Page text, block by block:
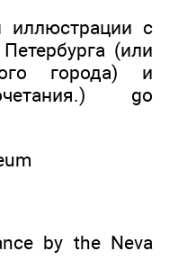
иллюстрации с
(или
города) и
go
by the Neva